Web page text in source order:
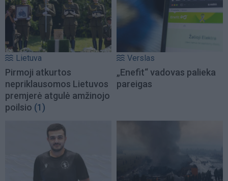
Lietuva
Pirmoji atkurtos
nepriklausomos Lietuvos
premjerė atgulė amžinojo
poilsio (1)
Verslas
„Enefit“ vadovas palieka
pareigas